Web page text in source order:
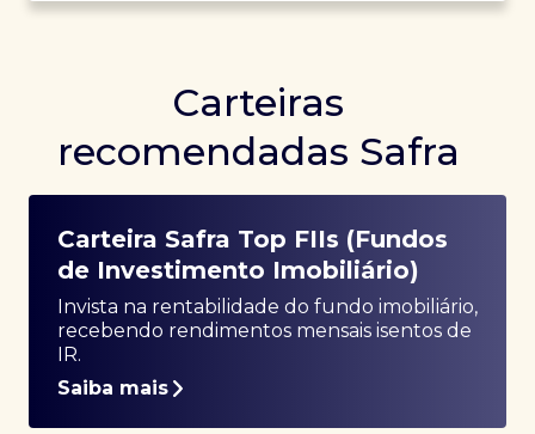
Carteiras
recomendadas Safra
Carteira Safra Top FIIs (Fundos
de Investimento Imobiliário)
Invista na rentabilidade do fundo imobiliário,
recebendo rendimentos mensais isentos de
IR.
Saiba mais